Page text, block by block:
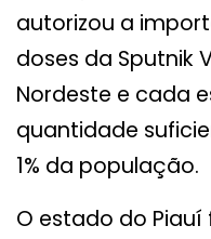
autorizou a
doses da Sputnik
Nordeste e cada
quantidade
1% da população.
O estado do